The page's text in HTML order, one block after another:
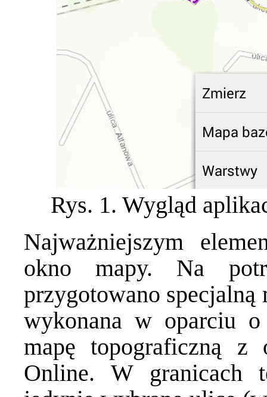
Rys. 1. Wygląd
Najważniejszym
okno mapy. Na
przygotowano specjalną
wykonana w oparciu
mapę topograficzną
Online. W granicach